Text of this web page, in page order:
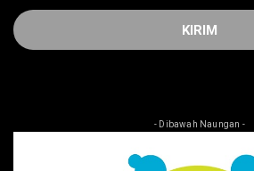
- Dibawah Naungan -